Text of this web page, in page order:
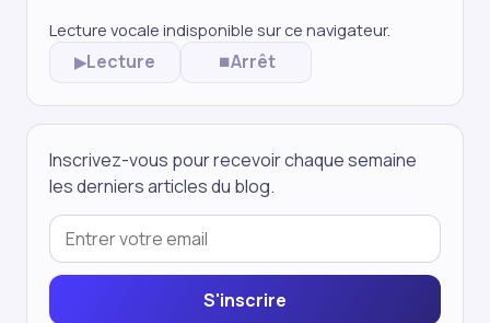
Lecture vocale indisponible sur ce navigateur.
▶Lecture ⏹Arrêt
Inscrivez-vous pour recevoir chaque semaine
les derniers articles du blog.
S'inscrire